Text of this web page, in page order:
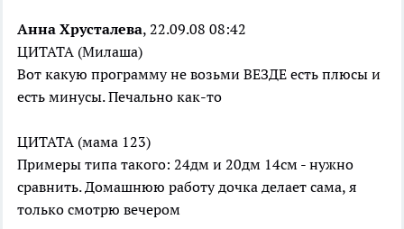
Анна Хрусталева, 22.09.08 08:42
ЦИТАТА (Милаша)
Вот какую программу не возьми ВЕЗДЕ есть плюсы и
есть минусы. Печально как-то
ЦИТАТА (мама 123)
Примеры типа такого: 24дм и 20дм 14см - нужно
сравнить. Домашнюю работу дочка делает сама, я
только смотрю вечером